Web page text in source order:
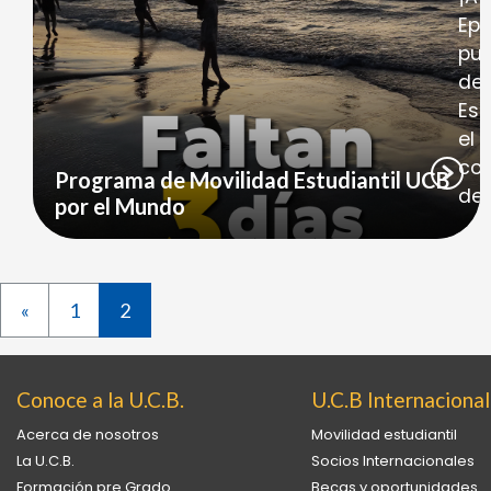
Programa de Movilidad Estudiantil UCB
por el Mundo
el
« 1 2
Conoce a la U.C.B.
Acerca de nosotros
La U.C.B.
Formación pre Grado
U.C.B Internacional
Movilidad estudiantil
Socios Internacionales
Becas y oportunidades